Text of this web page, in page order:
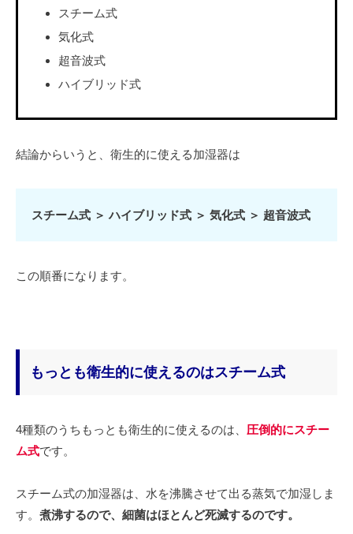
スチーム式
気化式
超音波式
ハイブリッド式
結論からいうと、衛生的に使える加湿器は
スチーム式 ＞ ハイブリッド式 ＞ 気化式 ＞ 超音波式
この順番になります。
もっとも衛生的に使えるのはスチーム式
4種類のうちもっとも衛生的に使えるのは、圧倒的にスチー
ム式です。
スチーム式の加湿器は、水を沸騰させて出る蒸気で加湿しま
す。煮沸するので、細菌はほとんど死滅するのです。